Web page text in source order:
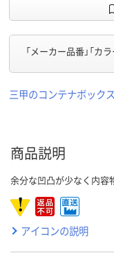
「メーカー品番」「カ
三甲のコンテナボック
商品説明
余分な凹凸が少なく内容
アイコンの説明